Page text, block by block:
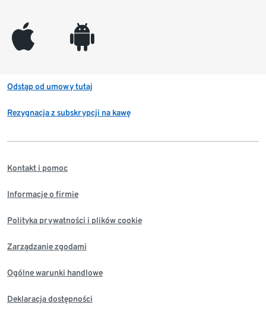
appleinc android
Odstąp od umowy tutaj
Rezygnacja z subskrypcji na kawę
Kontakt i pomoc
Informacje o firmie
Polityka prywatności i plików cookie
Zarządzanie zgodami
Ogólne warunki handlowe
Deklaracja dostępności